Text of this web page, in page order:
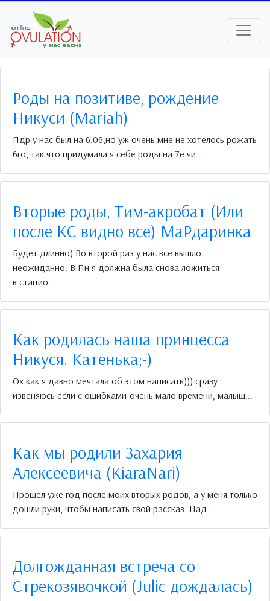
Роды на позитиве, рождение
Никуси (Mariah)
Пдр у нас был на 6.06,но уж очень мне не хотелось рожать
6го, так что придумала я себе роды на 7е чи...
Вторые роды, Тим-акробат (Или
после КС видно все) МаРдаринка
Будет длинно) Во второй раз у нас все вышло
неожиданно. В Пн я должна была снова ложиться
в стацио...
Как родилась наша принцесса
Никуся. Катенька;-)
Ох как я давно мечтала об этом написать))) сразу
извеняюсь если с ошибками-очень мало времени, малыш...
Как мы родили Захария
Алексеевича (KiaraNari)
Прошел уже год после моих вторых родов, а у меня только
дошли руки, чтобы написать свой рассказ. Над...
Долгожданная встреча со
Стрекозявочкой (Julic дождалась)